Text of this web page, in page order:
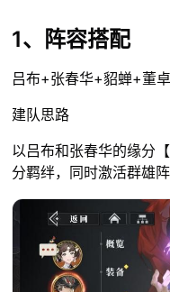
1、阵容搭配
吕布+张春华+貂蝉+董
建队思路
以吕布和张春华的缘分
分羁绊，同时激活群雄